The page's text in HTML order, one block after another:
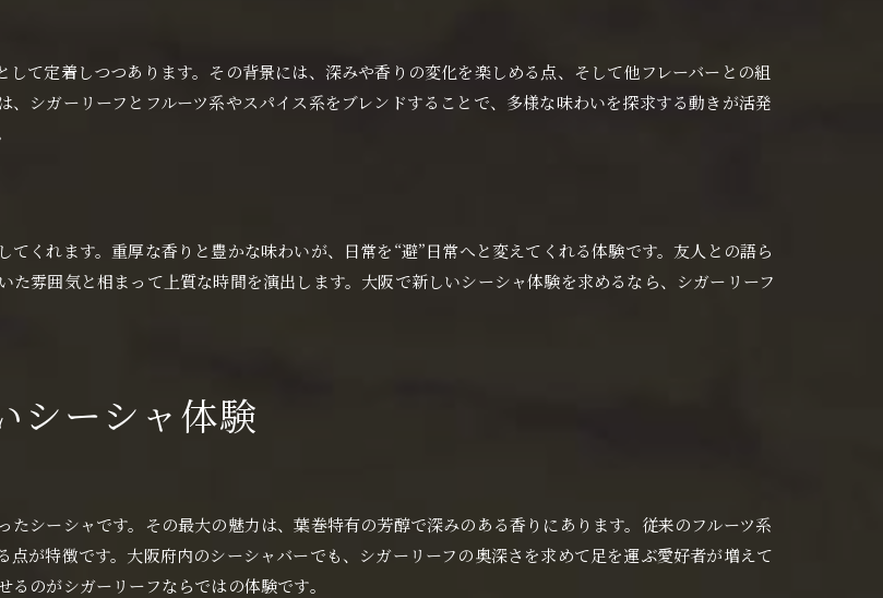
阪府で体験できる香り豊かなシーシャ
奥深い香りで癒やされるシガーリーフ体験
シガーリーフが生み出す濃厚なシーシャ体験
濃厚さ際立つシーシャの秘密を解明
しっかりとした味わいを求める方に最適
厚フレーバー好きが注目する大阪府のシーシャ
ガーリーフで味わう贅沢なひととき
シーシャバーで特別な時間を過ごすコツ
て定着しつつあります。その背景には、深みや香りの変化を楽しめる点、そして他フレーバーとの組
シガーリーフとフルーツ系やスパイス系をブレンドすることで、多様な味わいを探求する動きが活発
くれます。重厚な香りと豊かな味わいが、日常を“避”日常へと変えてくれる体験です。友人との語ら
雰囲気と相まって上質な時間を演出します。大阪で新しいシーシャ体験を求めるなら、シガーリーフ
シーシャ体験
シーシャです。その最大の魅力は、葉巻特有の芳醇で深みのある香りにあります。従来のフルーツ系
が特徴です。大阪府内のシーシャバーでも、シガーリーフの奥深さを求めて足を運ぶ愛好者が増えて
のがシガーリーフならではの体験です。